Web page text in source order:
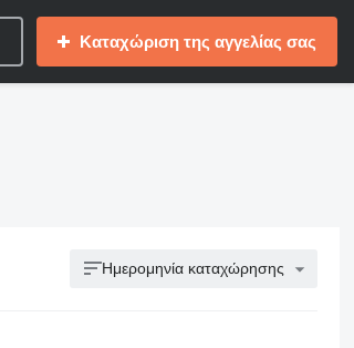
Καταχώριση της αγγελίας σας
Ημερομηνία καταχώρησης